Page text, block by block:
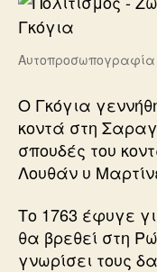
Αυτοπροσωπογραφία
Ο Γκόγια
κοντά στη
σπουδές του
Λουθάν υ
Το 1763 έφυγε
θα βρεθεί στη
γνωρίσει τους